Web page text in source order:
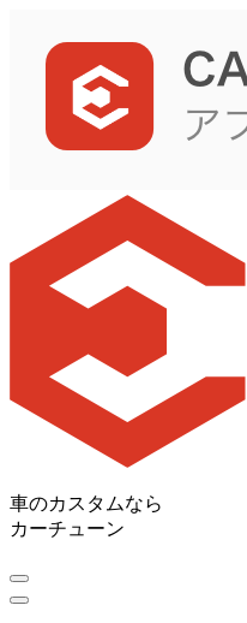
車のカスタムなら
カーチューン